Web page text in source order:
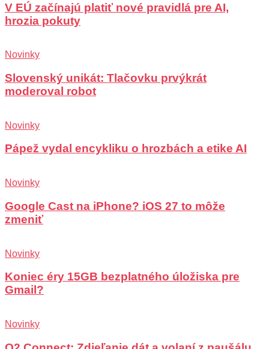
V EÚ začínajú platiť nové pravidlá pre AI,
hrozia pokuty
Novinky
Slovenský unikát: Tlačovku prvýkrát
moderoval robot
Novinky
Pápež vydal encykliku o hrozbách a etike AI
Novinky
Google Cast na iPhone? iOS 27 to môže
zmeniť
Novinky
Koniec éry 15GB bezplatného úložiska pre
Gmail?
Novinky